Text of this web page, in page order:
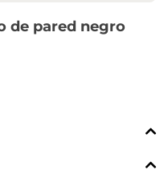
de pared negro